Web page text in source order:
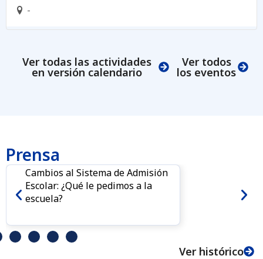
-
Ver todas las actividades
en versión calendario
Ver todos
los eventos
Prensa
Cambios al Sistema de Admisión
Escolar: ¿Qué le pedimos a la
escuela?
Ver histórico